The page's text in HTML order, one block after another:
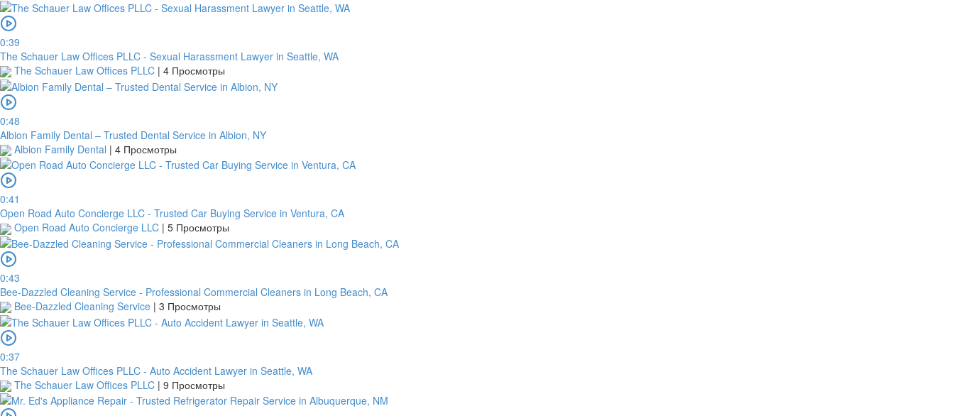
0:39
The Schauer Law Offices PLLC - Sexual Harassment Lawyer in Seattle, WA
The Schauer Law Offices PLLC | 4 Просмотры
0:48
Albion Family Dental – Trusted Dental Service in Albion, NY
Albion Family Dental | 4 Просмотры
0:41
Open Road Auto Concierge LLC - Trusted Car Buying Service in Ventura, CA
Open Road Auto Concierge LLC | 5 Просмотры
0:43
Bee-Dazzled Cleaning Service - Professional Commercial Cleaners in Long Beach, CA
Bee-Dazzled Cleaning Service | 3 Просмотры
0:37
The Schauer Law Offices PLLC - Auto Accident Lawyer in Seattle, WA
The Schauer Law Offices PLLC | 9 Просмотры